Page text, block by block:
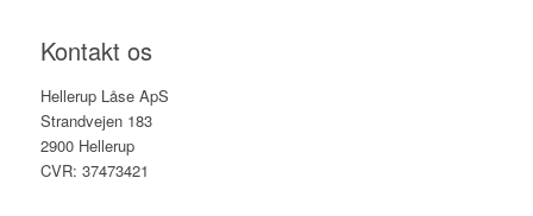
Kontakt os
Hellerup Låse ApS
Strandvejen 183
2900 Hellerup
CVR: 37473421